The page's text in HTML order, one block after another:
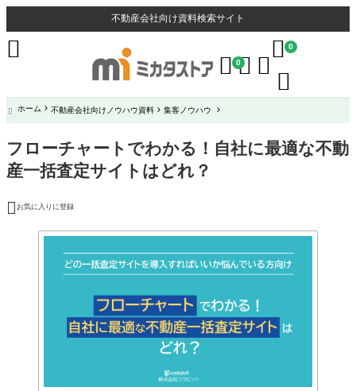
不動産会社向け資料検索サイト
 0 
 0


 ホーム 不動産会社向けノウハウ資料 集客ノウハウ
フローチャートでわかる！自社に最適な不動
産一括査定サイトはどれ？
 お気に入りに登録